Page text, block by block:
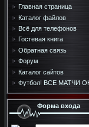
Главная страница
Каталог файлов
Всё для телефонов
Гостевая книга
Обратная связь
Форум
Каталог сайтов
Футбол! ВСЕ МАТЧИ
Форма входа